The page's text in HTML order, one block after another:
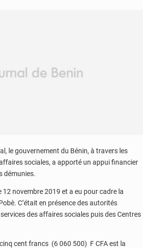
le gouvernement du Bénin, à travers les
sociales, a apporté un appui financier
démunies.
12 novembre 2019 et a eu pour cadre la
C’était en présence des autorités
des affaires sociales puis des Centres
cent francs (6 060 500) F CFA est la